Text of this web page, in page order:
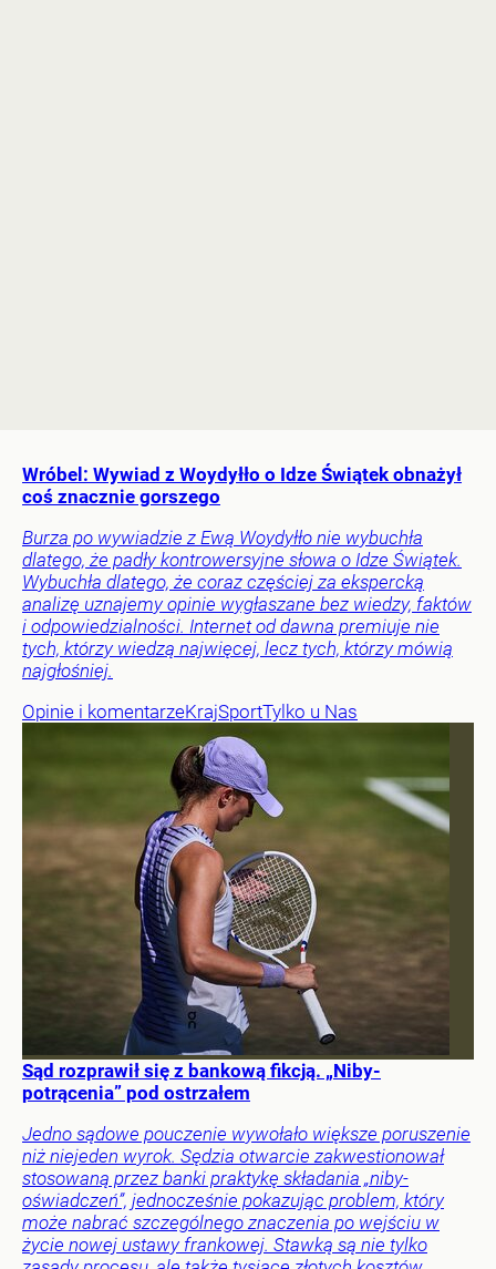
Wróbel: Wywiad z Woydyłło o Idze Świątek obnażył
coś znacznie gorszego
Burza po wywiadzie z Ewą Woydyłło nie wybuchła
dlatego, że padły kontrowersyjne słowa o Idze Świątek.
Wybuchła dlatego, że coraz częściej za ekspercką
analizę uznajemy opinie wygłaszane bez wiedzy, faktów
i odpowiedzialności. Internet od dawna premiuje nie
tych, którzy wiedzą najwięcej, lecz tych, którzy mówią
najgłośniej.
Opinie i komentarzeKrajSportTylko u Nas
Sąd rozprawił się z bankową fikcją. „Niby-
potrącenia” pod ostrzałem
Jedno sądowe pouczenie wywołało większe poruszenie
niż niejeden wyrok. Sędzia otwarcie zakwestionował
stosowaną przez banki praktykę składania „niby-
oświadczeń”, jednocześnie pokazując problem, który
może nabrać szczególnego znaczenia po wejściu w
życie nowej ustawy frankowej. Stawką są nie tylko